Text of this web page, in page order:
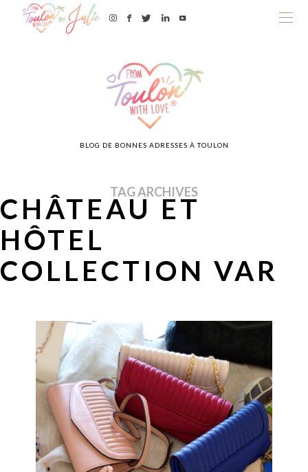
BLOG DE BONNES ADRESSES À TOULON
TAG ARCHIVES
CHÂTEAU ET
HÔTEL
COLLECTION VAR